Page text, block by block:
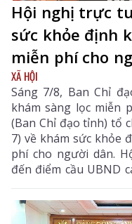
Hội nghị trực
sức khỏe định
miễn phí cho
XÃ HỘI
Sáng 7/8, Ban Chỉ
khám sàng lọc miễn
(Ban Chỉ đạo tỉnh) tổ
7) về khám sức khỏe
phí cho người dân.
đến điểm cầu UBND
Đồng chí Bùi Tiến
Y tế, Phó Trưởng
hội nghị còn có các